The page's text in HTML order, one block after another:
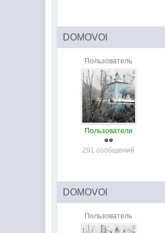
DOMOVOI
Пользователь
Пользователи
291 сообщений
DOMOVOI
Пользователь